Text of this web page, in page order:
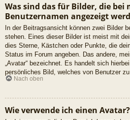
Was sind das für Bilder, die bei
Benutzernamen angezeigt
In der Beitragsansicht können zwei Bilder
stehen. Eines dieser Bilder ist meist mit
dies Sterne, Kästchen oder Punkte, die
Status im Forum angeben. Das andere,
„Avatar“ bezeichnet. Es handelt sich
persönliches Bild, welches von Benutzer
Nach oben
Wie verwende ich einen Avatar?